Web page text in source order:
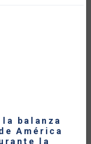
balanza
América
la